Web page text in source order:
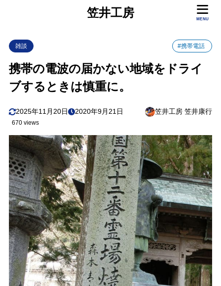
笠井工房 MENU
雑談 #携帯電話
携帯の電波の届かない地域をドライ
ブするときは慎重に。
2025年11月20日 2020年9月21日 笠井工房 笠井康行
670 views